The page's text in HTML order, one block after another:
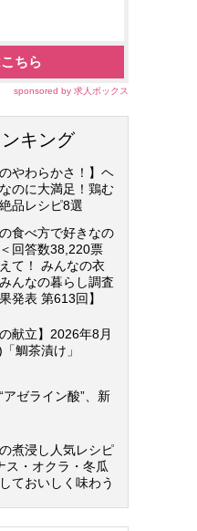
ちら
sponsored by 求人ボックス
キング
のやわらかさ！】ヘ
のに大満足！鶏む
品レシピ8選
の食べ方で好きなの
回答数38,220票
て！ みんなの衣
んなの暮らし調査
発表 第613回】
の献立】2026年8月
鯛茶漬け」
アゼライン酸”、新
煮浸し人気レシピ
ス・オクラ・冬瓜
ておいしく味わう